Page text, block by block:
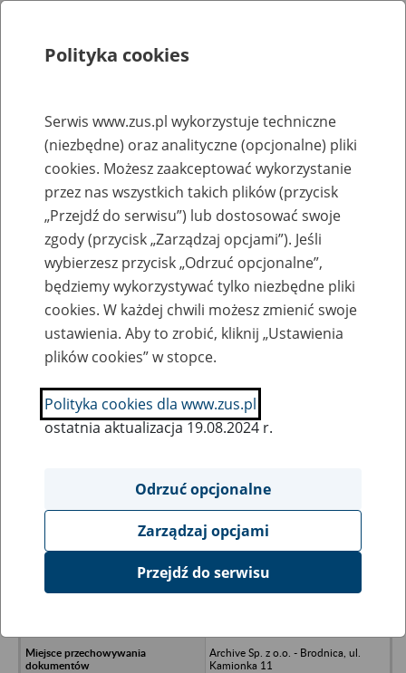
Rejestry, ewidencje i archiwa
Baza zlikwidowanych lub
przekształconych zakładów pracy
Nazwa zakładu pracy:
SZUKAJ
Ukryj wszystkie pozycje bazy
MEDIG Apteka Panaceum Anna
Archive Sp. z o.o. - Brodnica, ul.
Kamionka 11
Polityka cookies
Serwis www.zus.pl wykorzystuje techniczne
(niezbędne) oraz analityczne (opcjonalne) pliki
cookies. Możesz zaakceptować wykorzystanie
przez nas wszystkich takich plików (przycisk
„Przejdź do serwisu”) lub dostosować swoje
zgody (przycisk „Zarządzaj opcjami”). Jeśli
wybierzesz przycisk „Odrzuć opcjonalne”,
będziemy wykorzystywać tylko niezbędne pliki
cookies. W każdej chwili możesz zmienić swoje
ustawienia. Aby to zrobić, kliknij „Ustawienia
plików cookies” w stopce.
Polityka cookies dla www.zus.pl
ostatnia aktualizacja 19.08.2024 r.
Odrzuć opcjonalne
Zarządzaj opcjami
Przejdź do serwisu